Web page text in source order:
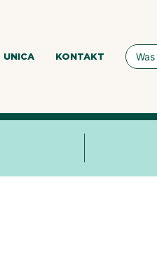
UNICA KONTAKT